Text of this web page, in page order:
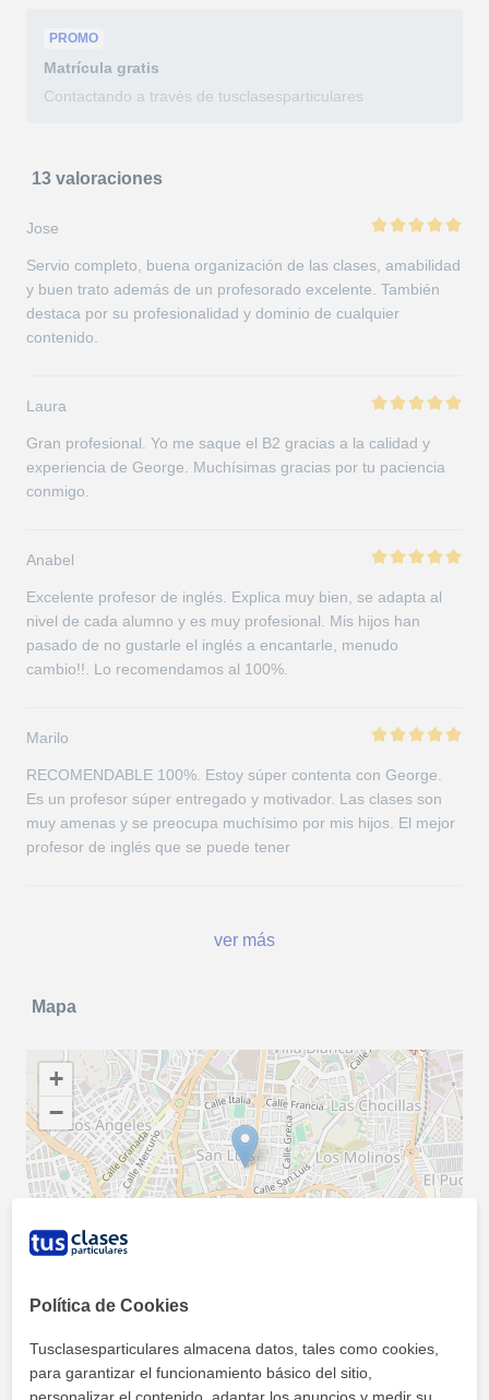
PROMO
Matrícula gratis
Contactando a través de tusclasesparticulares
13 valoraciones
Jose
Servio completo, buena organización de las clases, amabilidad
y buen trato además de un profesorado excelente. También
destaca por su profesionalidad y dominio de cualquier
contenido.
Laura
Gran profesional. Yo me saque el B2 gracias a la calidad y
experiencia de George. Muchísimas gracias por tu paciencia
conmigo.
Anabel
Excelente profesor de inglés. Explica muy bien, se adapta al
nivel de cada alumno y es muy profesional. Mis hijos han
pasado de no gustarle el inglés a encantarle, menudo
cambio!!. Lo recomendamos al 100%.
Marilo
RECOMENDABLE 100%. Estoy súper contenta con George.
Es un profesor súper entregado y motivador. Las clases son
muy amenas y se preocupa muchísimo por mis hijos. El mejor
profesor de inglés que se puede tener
ver más
Mapa
+
−
500 m
Fotos y vídeos
Política de Cookies
Tusclasesparticulares almacena datos, tales como cookies,
para garantizar el funcionamiento básico del sitio,
personalizar el contenido, adaptar los anuncios y medir su